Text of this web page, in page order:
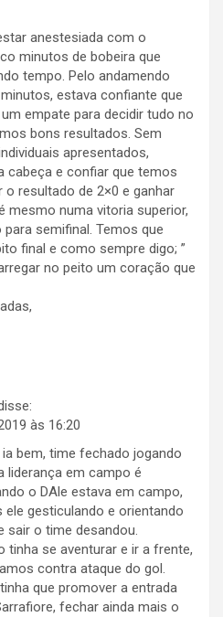
anestesiada com o
minutos de bobeira que
tempo. Pelo andamendo
estava confiante que
empate para decidir tudo no
bons resultados. Sem
apresentados,
cabeça e confiar que temos
o resultado de 2×0 e ganhar
mesmo numa vitoria superior,
semifinal. Temos que
final e como sempre digo; ”
no peito um coração que
às 16:20
ia bem, time fechado jogando
liderança em campo é
o DAle estava em campo,
ele gesticulando e orientando
sair o time desandou.
tinha se aventurar e ir a frente,
contra ataque do gol.
que promover a entrada
fechar ainda mais o